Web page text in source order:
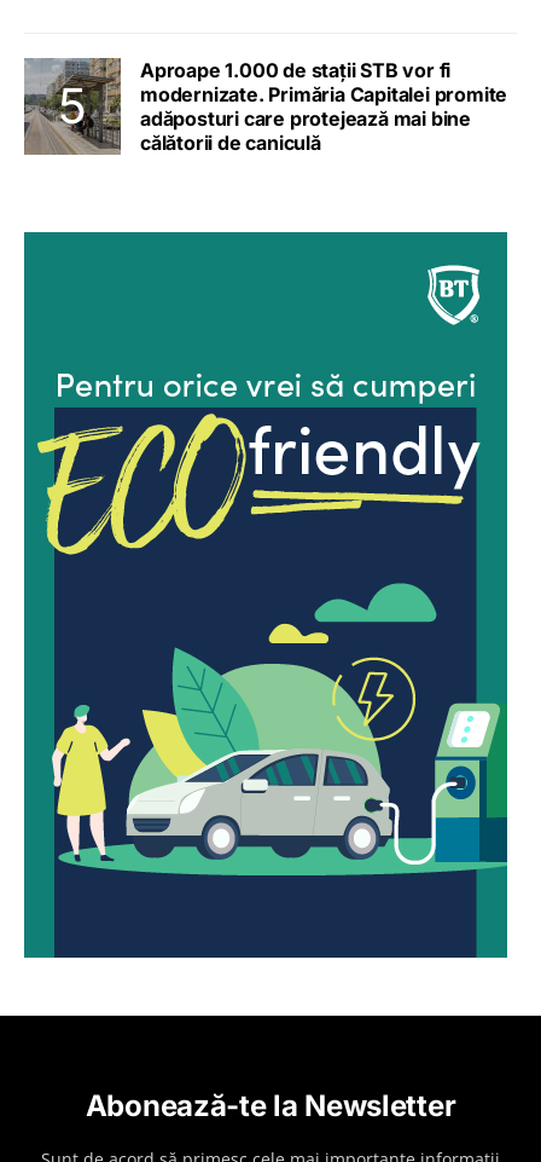
Aproape 1.000 de stații STB vor fi
modernizate. Primăria Capitalei promite
adăposturi care protejează mai bine
călătorii de caniculă
Abonează-te la Newsletter